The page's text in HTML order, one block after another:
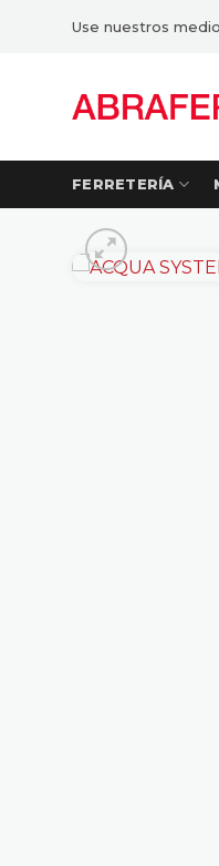
Use nuestros
FERRETERÍA